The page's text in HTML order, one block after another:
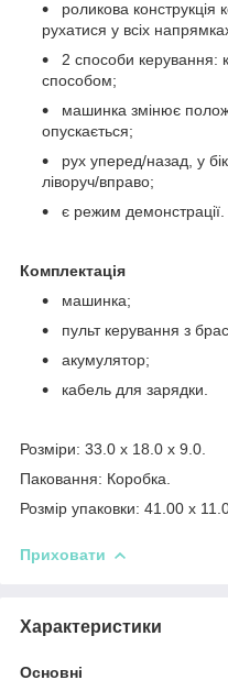
роликова конструкція
рухатися у всіх
2 способи керування:
способом;
машинка змінює
опускається;
рух уперед/назад, у
ліворуч/вправо;
є режим демонстрації.
Комплектація
машинка;
пульт керування з
акумулятор;
кабель для зарядки.
Розміри: 33.0 x 18.0 x 9.0.
Паковання: Коробка.
Розмір упаковки: 41.00 x
Приховати
Характеристики
Основні